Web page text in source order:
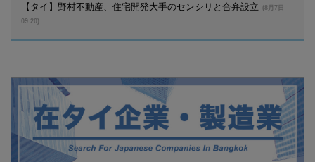
【タイ】野村不動産、住宅開発大手のセンシリと合弁設立
(8月7日
09:20)